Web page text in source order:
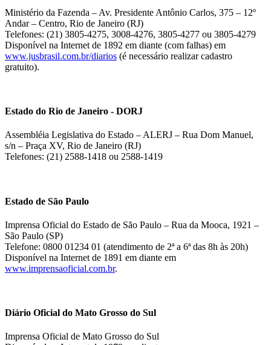
Ministério da Fazenda – Av. Presidente Antônio Carlos, 375 – 12º
Andar – Centro, Rio de Janeiro (RJ)
Telefones: (21) 3805-4275, 3008-4276, 3805-4277 ou 3805-4279
Disponível na Internet de 1892 em diante (com falhas) em
www.jusbrasil.com.br/diarios (é necessário realizar cadastro
gratuito).
Estado do Rio de Janeiro - DORJ
Assembléia Legislativa do Estado – ALERJ – Rua Dom Manuel,
s/n – Praça XV, Rio de Janeiro (RJ)
Telefones: (21) 2588-1418 ou 2588-1419
Estado de São Paulo
Imprensa Oficial do Estado de São Paulo – Rua da Mooca, 1921 –
São Paulo (SP)
Telefone: 0800 01234 01 (atendimento de 2ª a 6ª das 8h às 20h)
Disponível na Internet de 1891 em diante em
www.imprensaoficial.com.br.
Diário Oficial do Mato Grosso do Sul
Imprensa Oficial de Mato Grosso do Sul